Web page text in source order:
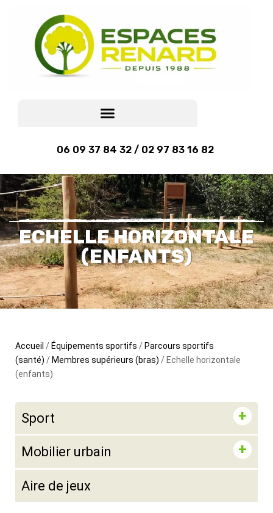
06 09 37 84 32 / 02 97 83 16 82
ECHELLE HORIZONTALE
(ENFANTS)
Accueil / Équipements sportifs / Parcours sportifs
(santé) / Membres supérieurs (bras) / Echelle horizontale
(enfants)
Sport
Mobilier urbain
Aire de jeux